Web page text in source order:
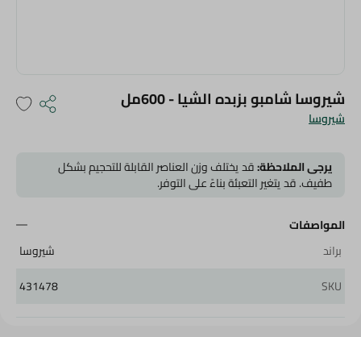
شيروسا
شيروسا شامبو بزبده الشيا - 600مل
يرجى الملاحظة:قد يختلف وزن العناصر القابلة للتحجيم بشكل
طفيف. قد يتغير التعبئة بناءً على التوفر.
المواصفات
براند
شيروسا
SKU
431478